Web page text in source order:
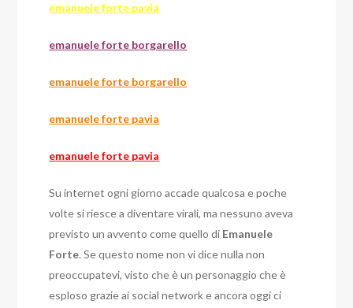
emanuele forte pavia
emanuele forte borgarello
emanuele forte borgarello
emanuele forte pavia
emanuele forte pavia
Su internet ogni giorno accade qualcosa e poche
volte si riesce a diventare virali, ma nessuno aveva
previsto un avvento come quello di Emanuele
Forte. Se questo nome non vi dice nulla non
preoccupatevi, visto che è un personaggio che è
esploso grazie ai social network e ancora oggi ci